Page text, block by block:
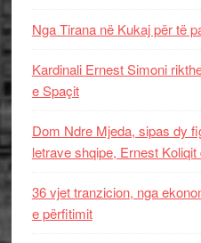
Nga Tirana në Kukaj për të
Kardinali Ernest Simoni
e Spaçit
Dom Ndre Mjeda, sipas dy
letrave shqipe, Ernest
36 vjet tranzicion, nga
e përfitimit